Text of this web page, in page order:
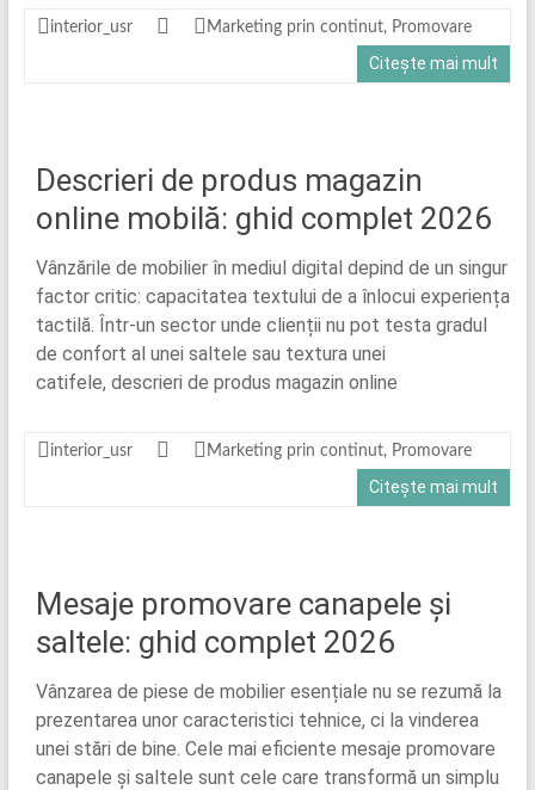
interior_usr Marketing prin continut, Promovare
Citește mai mult
Descrieri de produs magazin
online mobilă: ghid complet 2026
Vânzările de mobilier în mediul digital depind de un singur
factor critic: capacitatea textului de a înlocui experiența
tactilă. Într-un sector unde clienții nu pot testa gradul
de confort al unei saltele sau textura unei
catifele, descrieri de produs magazin online
interior_usr Marketing prin continut, Promovare
Citește mai mult
Mesaje promovare canapele și
saltele: ghid complet 2026
Vânzarea de piese de mobilier esențiale nu se rezumă la
prezentarea unor caracteristici tehnice, ci la vinderea
unei stări de bine. Cele mai eficiente mesaje promovare
canapele și saltele sunt cele care transformă un simplu